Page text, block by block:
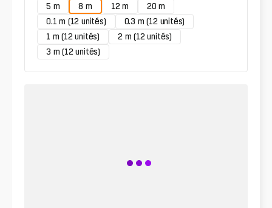
5 m
8 m 12 m
20 m
0.1 m (12 unités)
0.3 m (12 unités)
1 m (12 unités)
2 m (12 unités)
3 m (12 unités)